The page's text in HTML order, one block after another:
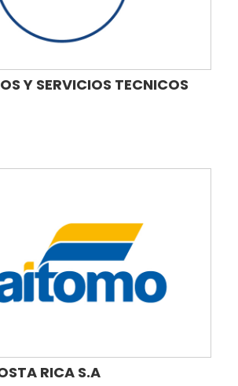
Y SERVICIOS TECNICOS
RICA S.A